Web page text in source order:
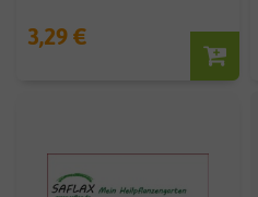
3,29 €